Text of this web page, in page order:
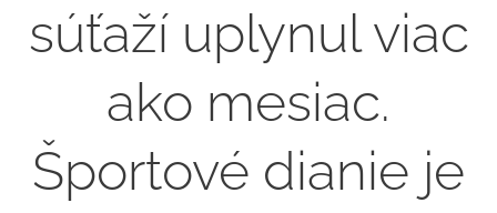
súťaží uplynul viac
ako mesiac.
Športové dianie je